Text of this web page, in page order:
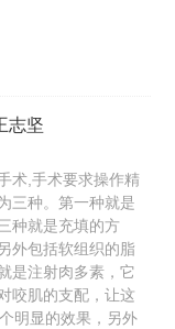
志坚
术,手术要求操作精
三种。第一种就是
种就是充填的方
外包括软组织的脂
是注射肉多素，它
咬肌的支配，让这
明显的效果，另外